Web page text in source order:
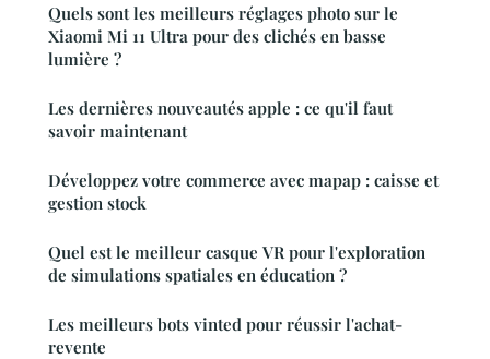
Quels sont les meilleurs réglages photo sur le
Xiaomi Mi 11 Ultra pour des clichés en basse
lumière ?
Les dernières nouveautés apple : ce qu'il faut
savoir maintenant
Développez votre commerce avec mapap : caisse et
gestion stock
Quel est le meilleur casque VR pour l'exploration
de simulations spatiales en éducation ?
Les meilleurs bots vinted pour réussir l'achat-
revente